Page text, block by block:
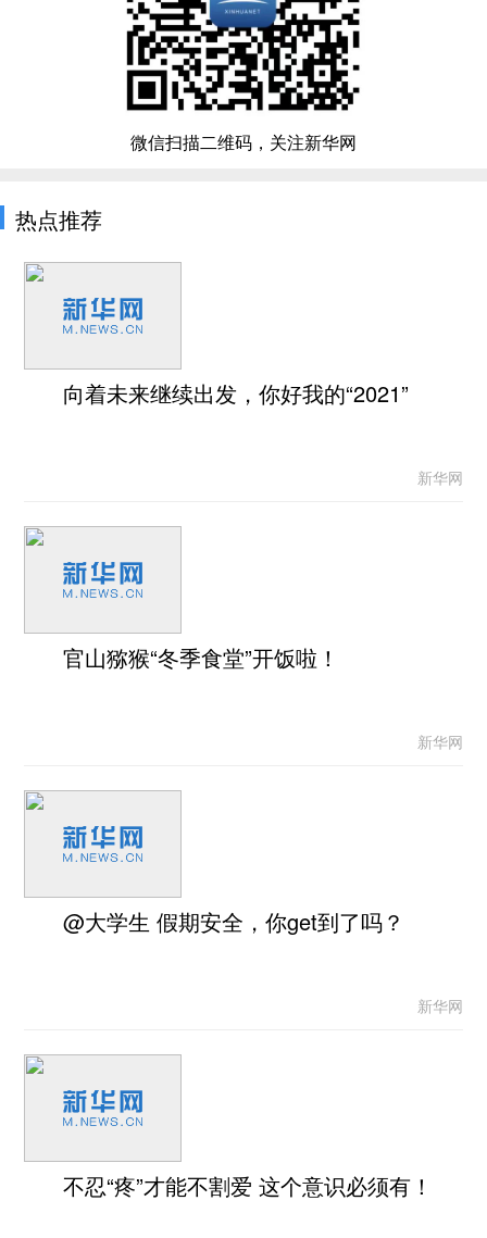
微信扫描二维码，关注新华网
热点推荐
向着未来继续出发，你好我的“2021”
新华网
官山猕猴“冬季食堂”开饭啦！
新华网
@大学生 假期安全，你get到了吗？
新华网
不忍“疼”才能不割爱 这个意识必须有！